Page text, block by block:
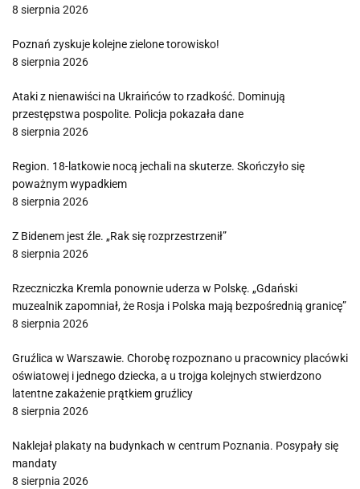
8 sierpnia 2026
Poznań zyskuje kolejne zielone torowisko!
8 sierpnia 2026
Ataki z nienawiści na Ukraińców to rzadkość. Dominują
przestępstwa pospolite. Policja pokazała dane
8 sierpnia 2026
Region. 18-latkowie nocą jechali na skuterze. Skończyło się
poważnym wypadkiem
8 sierpnia 2026
Z Bidenem jest źle. „Rak się rozprzestrzenił”
8 sierpnia 2026
Rzeczniczka Kremla ponownie uderza w Polskę. „Gdański
muzealnik zapomniał, że Rosja i Polska mają bezpośrednią granicę”
8 sierpnia 2026
Gruźlica w Warszawie. Chorobę rozpoznano u pracownicy placówki
oświatowej i jednego dziecka, a u trojga kolejnych stwierdzono
latentne zakażenie prątkiem gruźlicy
8 sierpnia 2026
Naklejał plakaty na budynkach w centrum Poznania. Posypały się
mandaty
8 sierpnia 2026